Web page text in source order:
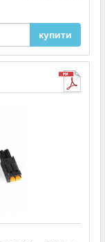
купити